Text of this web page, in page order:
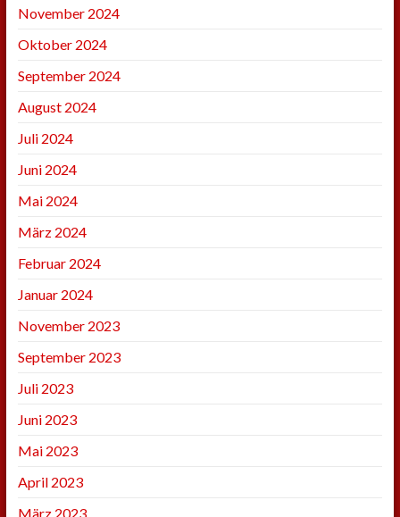
November 2024
Oktober 2024
September 2024
August 2024
Juli 2024
Juni 2024
Mai 2024
März 2024
Februar 2024
Januar 2024
November 2023
September 2023
Juli 2023
Juni 2023
Mai 2023
April 2023
März 2023